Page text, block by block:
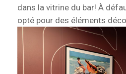
dans la vitrine du bar! À
opté pour des éléments